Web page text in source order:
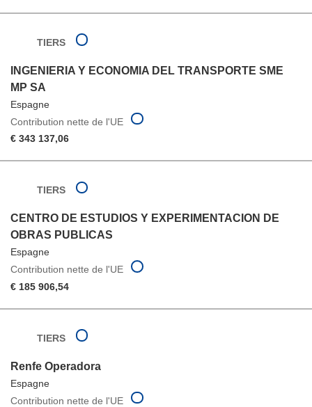
TIERS
INGENIERIA Y ECONOMIA DEL TRANSPORTE SME
MP SA
Espagne
Contribution nette de l'UE
€ 343 137,06
TIERS
CENTRO DE ESTUDIOS Y EXPERIMENTACION DE
OBRAS PUBLICAS
Espagne
Contribution nette de l'UE
€ 185 906,54
TIERS
Renfe Operadora
Espagne
Contribution nette de l'UE